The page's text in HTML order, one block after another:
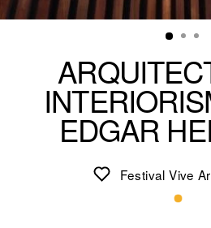
EDGAR
Festival Vive